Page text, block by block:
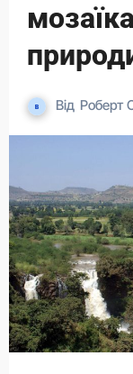
Від Роберт